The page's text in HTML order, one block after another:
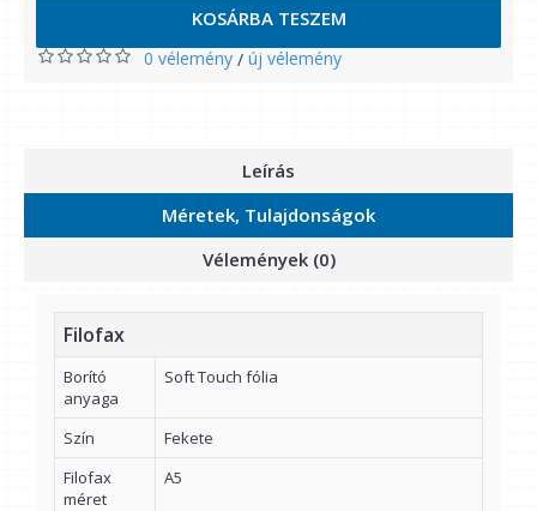
KOSÁRBA TESZEM
0 vélemény / új vélemény
Leírás
Méretek, Tulajdonságok
Vélemények (0)
Filofax
Borító
anyaga
Soft Touch fólia
Szín
Fekete
Filofax
méret
A5